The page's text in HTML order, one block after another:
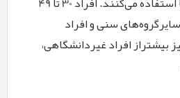
های سنی و افراد
درصد) نیز بیشتراز افراد غیردانشگاهی،